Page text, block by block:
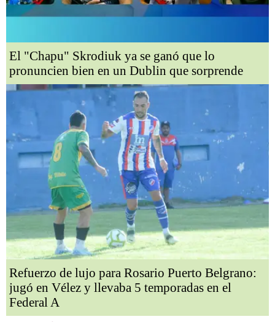
El "Chapu" Skrodiuk ya se ganó que lo
pronuncien bien en un Dublin que sorprende
Refuerzo de lujo para Rosario Puerto Belgrano:
jugó en Vélez y llevaba 5 temporadas en el
Federal A